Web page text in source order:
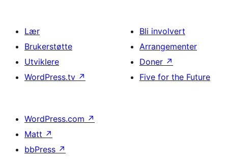
Lær
Brukerstøtte
Utviklere
WordPress.tv ↗
Bli involvert
Arrangementer
Doner ↗
Five for the Future
WordPress.com ↗
Matt ↗
bbPress ↗